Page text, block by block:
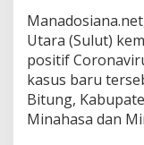
Utara (Sulut)
positif
kasus baru
Bitung,
Minahasa dan